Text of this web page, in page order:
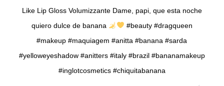
Like Lip Gloss Volumizzante Dame, papi, que esta noche
quiero dulce de banana
#beauty #dragqueen
#makeup #maquiagem #anitta #banana #sarda
#yelloweyeshadow #anitters #italy #brazil #bananamakeup
#inglotcosmetics #chiquitabanana